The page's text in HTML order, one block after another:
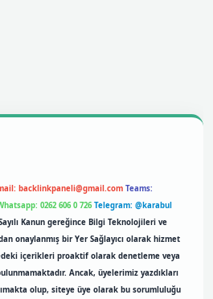
backlinkpaneli@gmail.com Teams:
0262 606 0 726 Telegram: @karabul
Kanun gereğince Bilgi Teknolojileri ve
onaylanmış bir Yer Sağlayıcı olarak hizmet
içerikleri proaktif olarak denetleme veya
Ancak, üyelerimiz yazdıkları
olup, siteye üye olarak bu sorumluluğu